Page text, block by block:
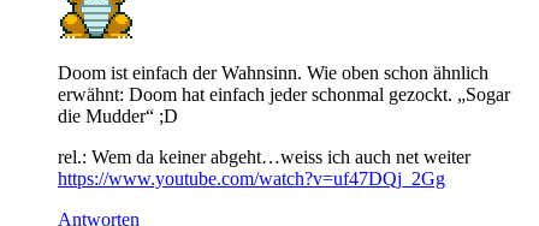
Doom ist einfach der Wahnsinn. Wie oben schon ähnlich
erwähnt: Doom hat einfach jeder schonmal gezockt. „Sogar
die Mudder“ ;D
rel.: Wem da keiner abgeht…weiss ich auch net weiter
https://www.youtube.com/watch?v=uf47DQj_2Gg
Antworten